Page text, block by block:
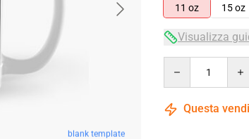
blank template
11 oz
15 oz
Visualizza
Questa